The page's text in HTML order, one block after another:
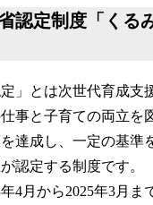
認定制度「くる
定」とは次世代育成支
事と子育ての両立を
達成し、一定の基準
認定する制度です。
4月から2025年3月ま